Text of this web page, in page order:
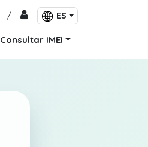
/ ES
Consultar IMEI